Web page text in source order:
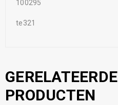
100295
te321
GERELATEERDE
PRODUCTEN